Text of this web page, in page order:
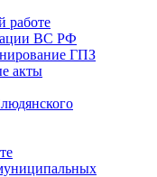
работе
ВС РФ
ГПЗ
акты